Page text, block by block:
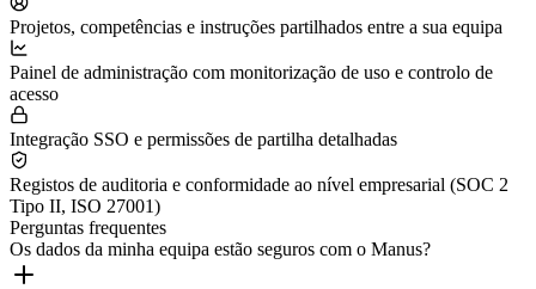
Projetos, competências e instruções partilhados entre a sua equipa
Painel de administração com monitorização de uso e controlo de
acesso
Integração SSO e permissões de partilha detalhadas
Registos de auditoria e conformidade ao nível empresarial (SOC 2
Tipo II, ISO 27001)
Perguntas frequentes
Os dados da minha equipa estão seguros com o Manus?